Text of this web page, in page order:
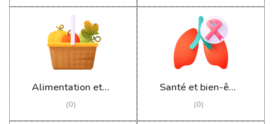
Alimentation et épicerie
(0)
Santé et bien-être
(0)